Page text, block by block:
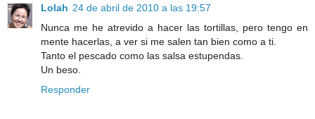
Lolah 24 de abril de 2010 a las 19:57
Nunca me he atrevido a hacer las tortillas, pero tengo en
mente hacerlas, a ver si me salen tan bien como a ti.
Tanto el pescado como las salsa estupendas.
Un beso.
Responder